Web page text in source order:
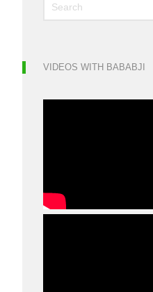
VIDEOS WITH BABABJI